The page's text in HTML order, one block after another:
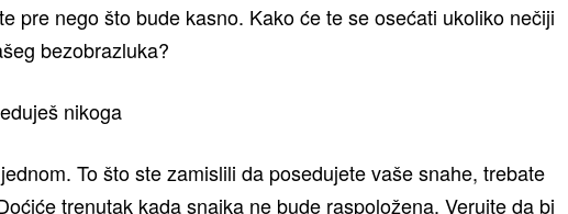
pre nego što bude kasno. Kako će te se osećati ukoliko nečiji
bezobrazluka?
nikoga
To što ste zamislili da posedujete vaše snahe, trebate
trenutak kada snajka ne bude raspoložena. Verujte da bi